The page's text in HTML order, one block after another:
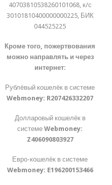
40703810538260101068, к/с
30101810400000000225, БИК
044525225
Кроме того, пожертвования
можно направлять и через
интернет:
Рублёвый кошелёк в системе
Webmoney: R207426332207
Долларовый кошелёк в
системеWebmoney:
Z406090803927
Евро-кошелёк в системе
Webmoney: E196200153466